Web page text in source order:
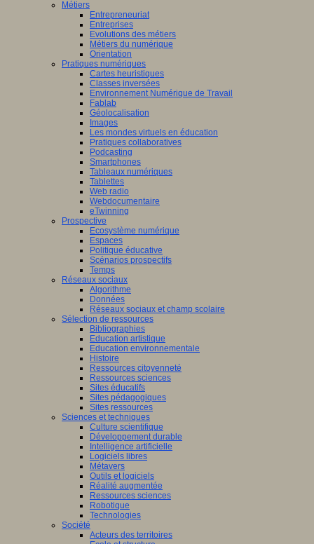
Métiers
Entrepreneuriat
Entreprises
Evolutions des métiers
Métiers du numérique
Orientation
Pratiques numériques
Cartes heuristiques
Classes inversées
Environnement Numérique de Travail
Fablab
Géolocalisation
Images
Les mondes virtuels en éducation
Pratiques collaboratives
Podcasting
Smartphones
Tableaux numériques
Tablettes
Web radio
Webdocumentaire
eTwinning
Prospective
Ecosystème numérique
Espaces
Politique éducative
Scénarios prospectifs
Temps
Réseaux sociaux
Algorithme
Données
Réseaux sociaux et champ scolaire
Sélection de ressources
Bibliographies
Education artistique
Education environnementale
Histoire
Ressources citoyenneté
Ressources sciences
Sites éducatifs
Sites pédagogiques
Sites ressources
Sciences et techniques
Culture scientifique
Développement durable
Intelligence artificielle
Logiciels libres
Métavers
Outils et logiciels
Réalité augmentée
Ressources sciences
Robotique
Technologies
Société
Acteurs des territoires